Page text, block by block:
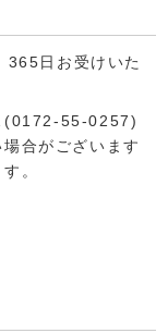
365日お受けいた
(0172-55-0257)
合がございます
。